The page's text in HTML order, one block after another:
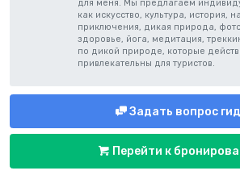
для меня. Мы предлагаем
как искусство, культура, история,
приключения, дикая природа,
здоровье, йога, медитация,
по дикой природе, которые
привлекательны для туристов.
Задать вопрос
Перейти к